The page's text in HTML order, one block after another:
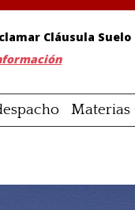
Cláusula Suelo
Materias